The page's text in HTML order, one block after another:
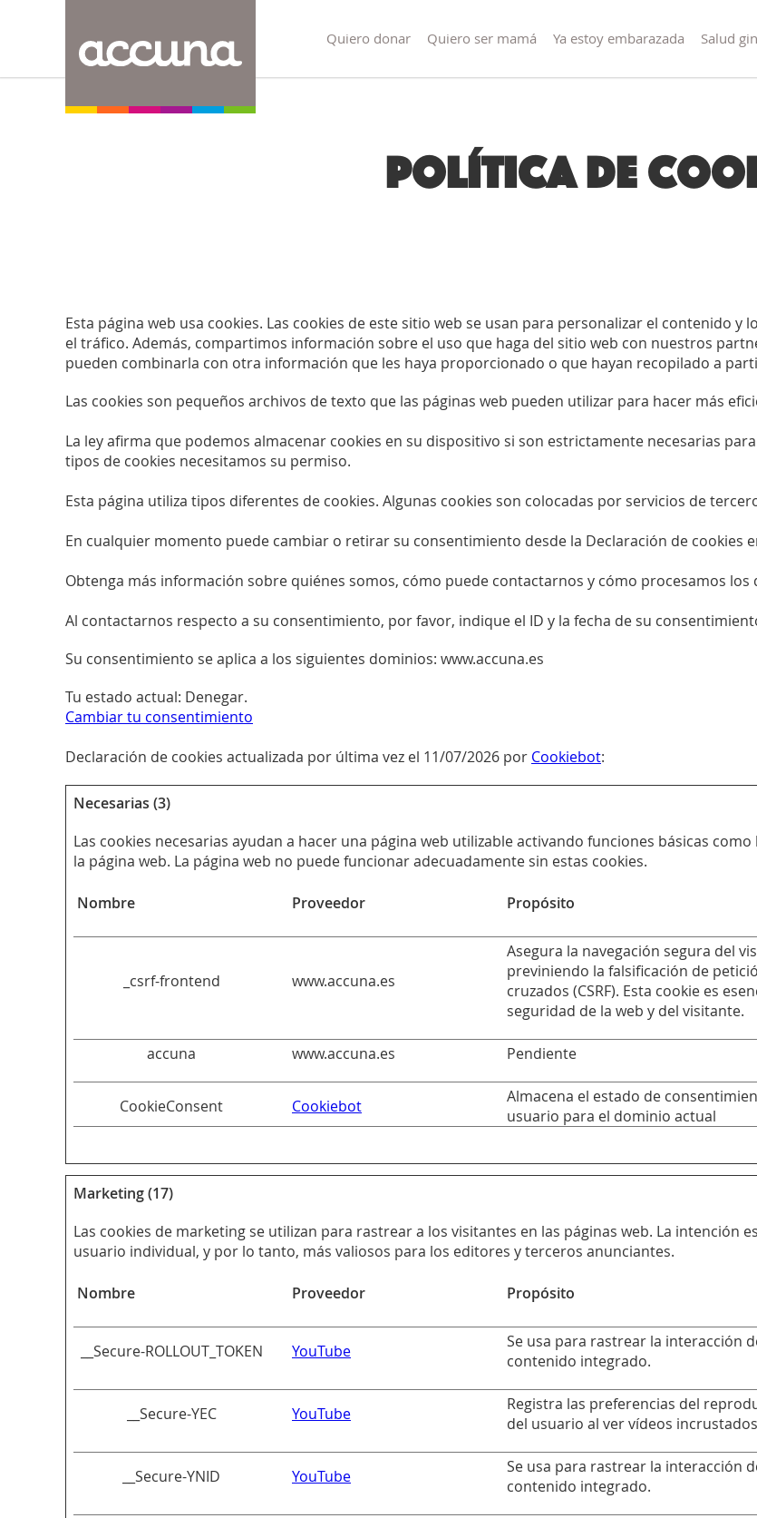
Quiero donar Quiero ser mamá Ya estoy embarazada Salud
Política de
Esta página web usa cookies. Las cookies de este sitio web se usan para personalizar el contenido
el tráfico. Además, compartimos información sobre el uso que haga del sitio web con nuestros
pueden combinarla con otra información que les haya proporcionado o que hayan recopilado a
Las cookies son pequeños archivos de texto que las páginas web pueden utilizar para hacer más
La ley afirma que podemos almacenar cookies en su dispositivo si son estrictamente necesarias
tipos de cookies necesitamos su permiso.
Esta página utiliza tipos diferentes de cookies. Algunas cookies son colocadas por servicios de
En cualquier momento puede cambiar o retirar su consentimiento desde la Declaración de cookies
Obtenga más información sobre quiénes somos, cómo puede contactarnos y cómo procesamos
Al contactarnos respecto a su consentimiento, por favor, indique el ID y la fecha de su
Su consentimiento se aplica a los siguientes dominios: www.accuna.es
Tu estado actual: Denegar.
Cambiar tu consentimiento
Declaración de cookies actualizada por última vez el 11/07/2026 por Cookiebot:
Necesarias (3)
Las cookies necesarias ayudan a hacer una página web utilizable activando funciones básicas
la página web. La página web no puede funcionar adecuadamente sin estas cookies.
Nombre Proveedor Propósito
_csrf-frontend www.accuna.es
Asegura la navegación segura del
previniendo la falsificación de
cruzados (CSRF). Esta cookie es
seguridad de la web y del visitante.
accuna www.accuna.es Pendiente
CookieConsent Cookiebot
Almacena el estado de
usuario para el dominio actual
Marketing (17)
Las cookies de marketing se utilizan para rastrear a los visitantes en las páginas web. La intención
usuario individual, y por lo tanto, más valiosos para los editores y terceros anunciantes.
Nombre Proveedor Propósito
__Secure-ROLLOUT_TOKEN YouTube
Se usa para rastrear la interacción
contenido integrado.
__Secure-YEC YouTube
Registra las preferencias del
del usuario al ver vídeos
__Secure-YNID YouTube
Se usa para rastrear la interacción
contenido integrado.